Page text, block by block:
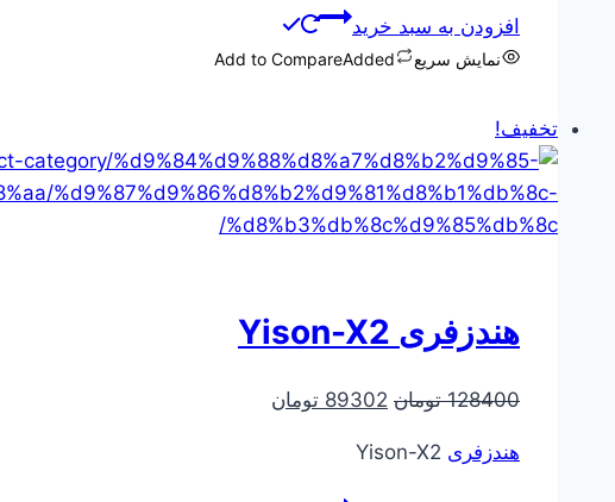
اصلی
افزودن به سبد خرید
نمایش سریع Add to CompareAdded
تخفیف!
هندزفری Yison-X2
128400 تومان قیمت
89302 تومان
هندزفری